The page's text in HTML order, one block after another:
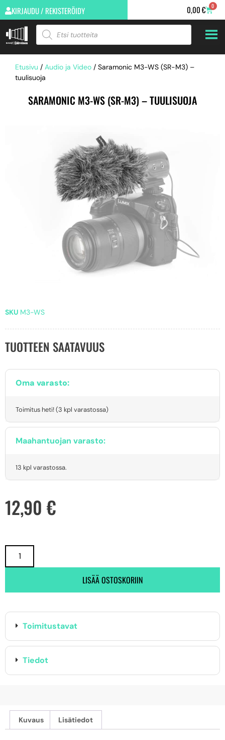
KIRJAUDU / REKISTERÖIDY 0,00€ 0
Etusivu / Audio ja Video / Saramonic M3-WS (SR-M3) –
tuulisuoja
SARAMONIC M3-WS (SR-M3) – TUULISUOJA
SKU M3-WS
TUOTTEEN SAATAVUUS
Oma varasto:
Toimitus heti! (3 kpl varastossa)
Maahantuojan varasto:
13 kpl varastossa.
12,90 €
LISÄÄ OSTOSKORIIN
Toimitustavat
Tiedot
Kuvaus Lisätiedot